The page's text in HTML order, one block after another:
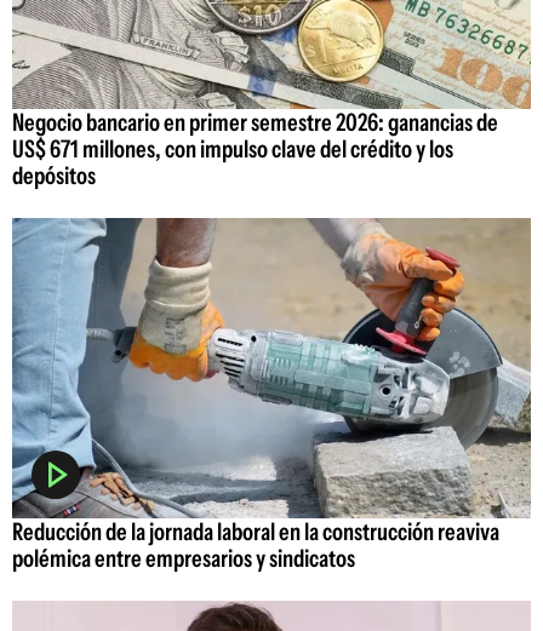
Negocio bancario en primer semestre 2026: ganancias de
US$ 671 millones, con impulso clave del crédito y los
depósitos
Reducción de la jornada laboral en la construcción reaviva
polémica entre empresarios y sindicatos